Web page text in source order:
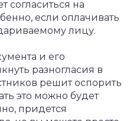
согласиться на
если оплачивать
лицу.
и его
разногласия в
решит оспорить
это можно будет
придется